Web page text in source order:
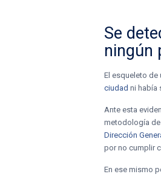
Se
ningún
El esqueleto
ciudad ni había
Ante esta
metodología
Dirección
por no cumplir
En ese mismo